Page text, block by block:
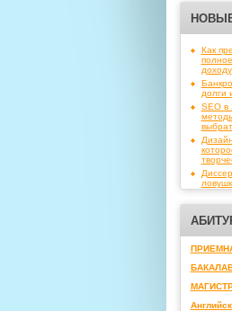
Как
доходу
долги
SEO в